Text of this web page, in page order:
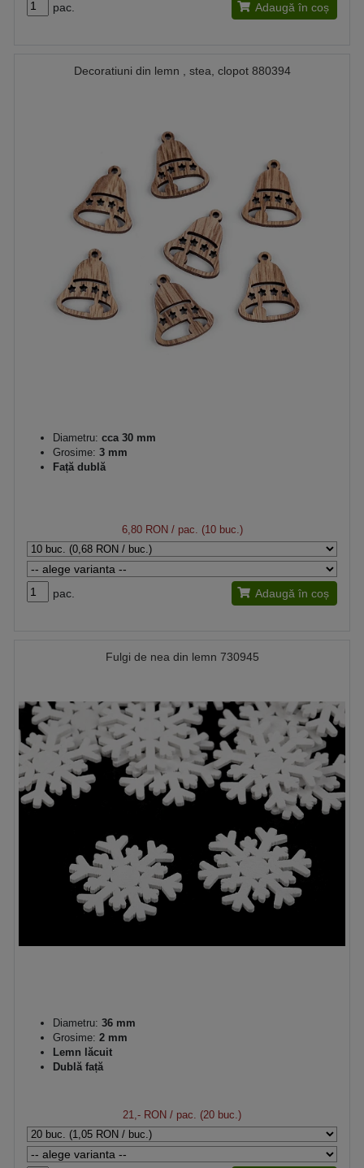
pac. Adaugă în coș
Decoratiuni din lemn , stea, clopot 880394
Diametru: cca 30 mm
Grosime: 3 mm
Față dublă
6,80 RON/ pac. (10 buc.)
pac. Adaugă în coș
Fulgi de nea din lemn 730945
Diametru: 36 mm
Grosime: 2 mm
Lemn lăcuit
Dublă față
21,- RON / pac. (20 buc.)